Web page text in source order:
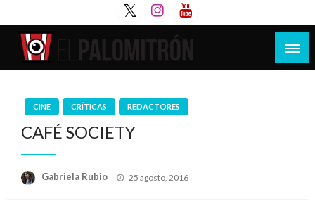
al
contenido
Tu espacio de la industria de cine española y
CINE CRÍTICAS REDACTORES
CAFÉ SOCIETY
Gabriela Rubio
Publicado
25 agosto, 2016